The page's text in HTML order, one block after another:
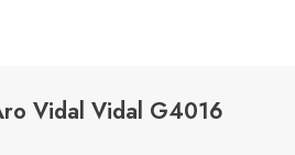
Vidal Vidal G4016